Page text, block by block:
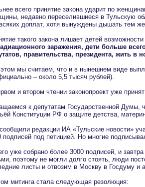
всего принятие закона ударит по
недавно переселившиеся в Тульскую
доплат, хотя вынуждены дышать тем
такого закона лишает детей
заражения, дети больше
правительства, президента, жить в
мы считаем, что и в нынешнем виде
– около 5,5 тысяч рублей).
и втором чтении законопроект уже
к депутатам Государственной Думы,
Конституции РФ о защите детства,
редакции ИА «Тульские новости»
подписей под петицией. Но многие
уже собрано более 3000 подписей, и
поэтому не могли долго стоять, люди
листы и отвозим в Москву в Госдуму и
митинга стала следующая резолюция: